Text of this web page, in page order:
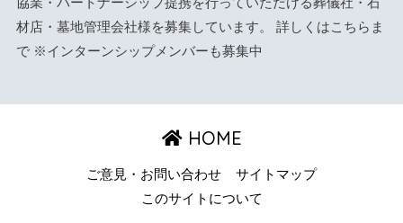
協業・パートナーシップ提携を行っていただける葬儀社・石
材店・墓地管理会社様を募集しています。 詳しくはこちら ま
で ※インターンシップメンバーも募集中
HOME
ご意見・お問い合わせ
サイトマップ
このサイトについて